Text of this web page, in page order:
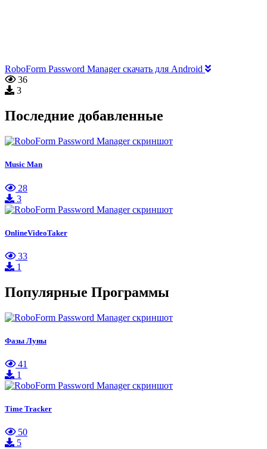
RoboForm Password Manager скачать для Android
36
3
Последние добавленные
Music Man
28
3
OnlineVideoTaker
33
1
Популярные Программы
Фазы Луны
41
1
Time Tracker
50
5